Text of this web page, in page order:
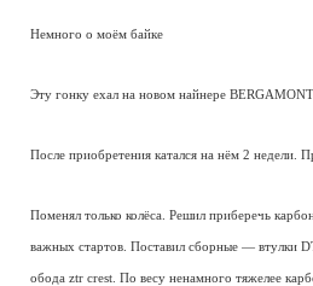
Немного о моём байке
Эту гонку ехал на новом найнере
После приобретения катался на нём 2 недели.
Поменял только колёса. Решил приберечь
важных стартов. Поставил сборные — втулки
обода ztr crest. По весу ненамного тяжелее